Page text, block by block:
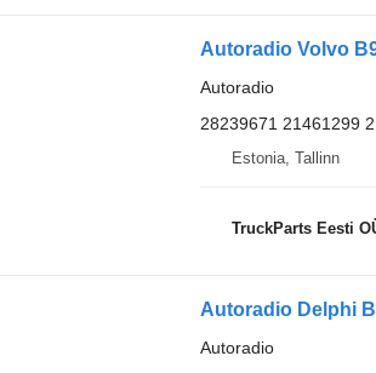
Autoradio Volvo
Autoradio
28239671 21461299
Estonia, Tallinn
TruckParts Eesti
Autoradio